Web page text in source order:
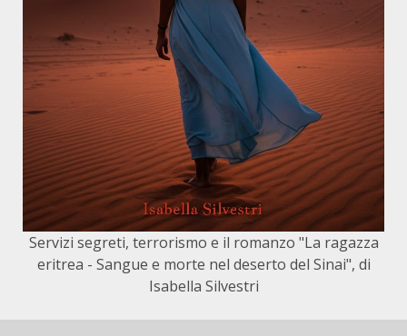
Servizi segreti, terrorismo e il romanzo "La ragazza
eritrea - Sangue e morte nel deserto del Sinai", di
Isabella Silvestri